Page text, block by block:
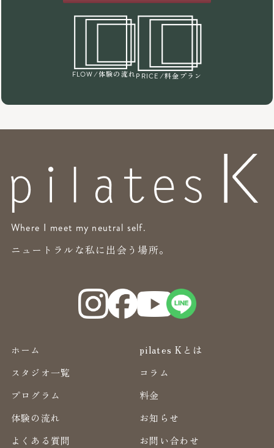
FLOW /体験の流れPRICE /料金プラン
Where I meet my neutral self.
ニュートラルな私に出会う場所。
ホーム
pilates Kとは
スタジオ一覧
コラム
プログラム
料金
体験の流れ
お知らせ
よくある質問
お問い合わせ